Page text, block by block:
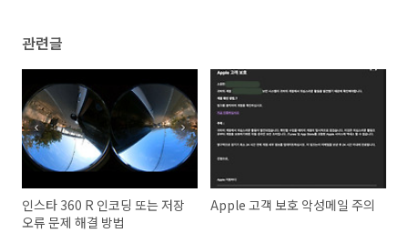
관련글
인스타 360 R 인코딩 또는 저장
오류 문제 해결 방법
Apple 고객 보호 악성메일 주의